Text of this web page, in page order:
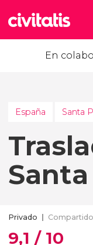
En
España Santa
Privado Compartido
9,1 / 10